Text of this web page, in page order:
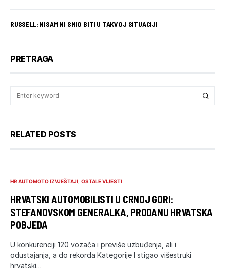
RUSSELL: NISAM NI SMIO BITI U TAKVOJ SITUACIJI
PRETRAGA
RELATED POSTS
HR AUTOMOTO IZVJEŠTAJI OSTALE VIJESTI
HRVATSKI AUTOMOBILISTI U CRNOJ GORI:
STEFANOVSKOM GENERALKA, PRODANU HRVATSKA
POBJEDA
U konkurenciji 120 vozača i previše uzbuđenja, ali i
odustajanja, a do rekorda Kategorije I stigao višestruki
hrvatski…